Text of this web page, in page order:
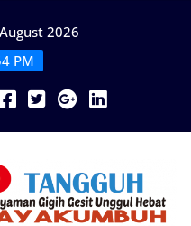
2026
PM